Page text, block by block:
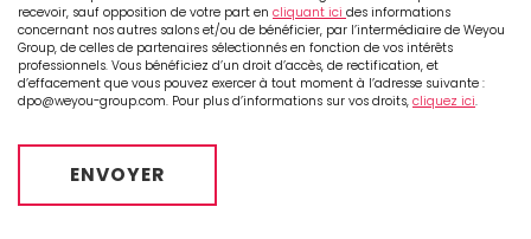
recevoir, sauf opposition de votre part en cliquant ici des informations
concernant nos autres salons et/ou de bénéficier, par l’intermédiaire de Weyou
Group, de celles de partenaires sélectionnés en fonction de vos intérêts
professionnels. Vous bénéficiez d’un droit d’accès, de rectification, et
d’effacement que vous pouvez exercer à tout moment à l’adresse suivante :
dpo@weyou-group.com. Pour plus d’informations sur vos droits, cliquez ici.